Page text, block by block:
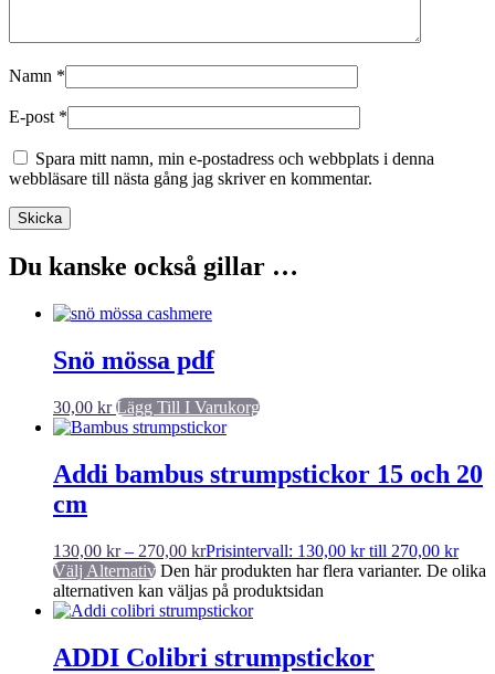
Namn *
E-post *
Spara mitt namn, min e-postadress och webbplats i denna
webbläsare till nästa gång jag skriver en kommentar.
Du kanske också gillar …
Snö mössa pdf
30,00 kr Lägg Till I Varukorg
Addi bambus strumpstickor 15 och 20
cm
130,00 kr – 270,00 krPrisintervall: 130,00 kr till 270,00 kr
Välj Alternativ Den här produkten har flera varianter. De olika
alternativen kan väljas på produktsidan
ADDI Colibri strumpstickor